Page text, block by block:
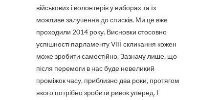
військових і волонтерів у виборах та їх
можливе залучення до списків. Ми це вже
проходили 2014 року. Висновки стосовно
успішності парламенту VIII скликання кожен
може зробити самостійно. Зазначу лише, що
після перемоги в нас буде невеликий
проміжок часу, приблизно два роки, протягом
якого потрібно зробити ривок уперед. І